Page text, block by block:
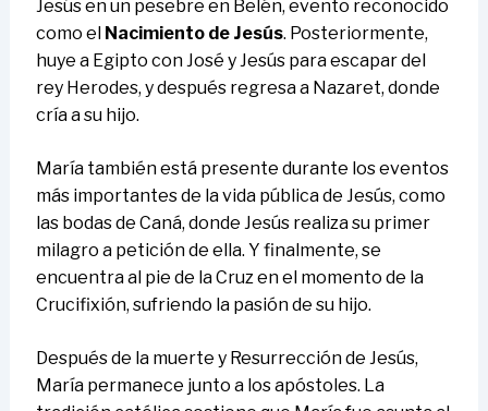
Jesús en un pesebre en Belén, evento reconocido
como el Nacimiento de Jesús. Posteriormente,
huye a Egipto con José y Jesús para escapar del
rey Herodes, y después regresa a Nazaret, donde
cría a su hijo.
María también está presente durante los eventos
más importantes de la vida pública de Jesús, como
las bodas de Caná, donde Jesús realiza su primer
milagro a petición de ella. Y finalmente, se
encuentra al pie de la Cruz en el momento de la
Crucifixión, sufriendo la pasión de su hijo.
Después de la muerte y Resurrección de Jesús,
María permanece junto a los apóstoles. La